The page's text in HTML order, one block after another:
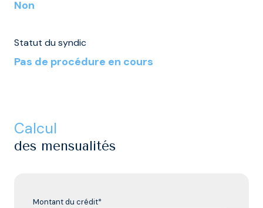
Non
Statut du syndic
Pas de procédure en cours
calcul
des mensualités
Montant du crédit*